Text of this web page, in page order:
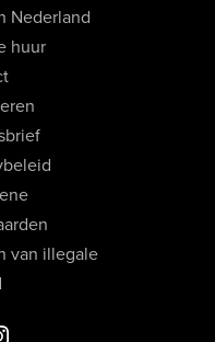
Nederland
huur
van illegale
Luxevastgoed
Luxevastgoed